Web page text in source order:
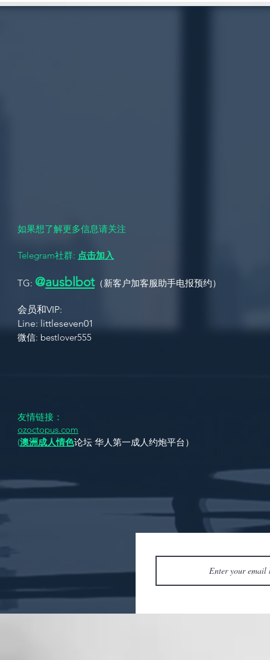
如果想了解更多信息请关注
Telegram社群: 点击加入
TG: @ausbl bot（新客户加客服助手电报预约）
会员和VIP:
Line: littleseven01 ​
​​微信: bestlover555
友情链接：
ozoctopus.com
(澳洲成人情色论坛 华人第一成人约炮平台）